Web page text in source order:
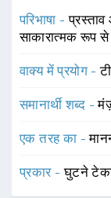
परिभाषा -
साकारात्मक रूप से
वाक्य में प्रयोग -
समानार्थी शब्द -
एक तरह का -
प्रकार -घुटने